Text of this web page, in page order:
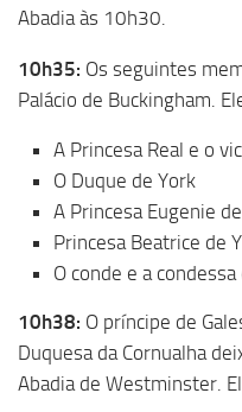
Abadia às 10h30.
10h35: Os seguintes
Palácio de Buckingham.
A Princesa Real e o
O Duque de York
A Princesa Eugenie
Princesa Beatrice de
O conde e a
10h38: O príncipe de
Duquesa da Cornualha
Abadia de Westminster.